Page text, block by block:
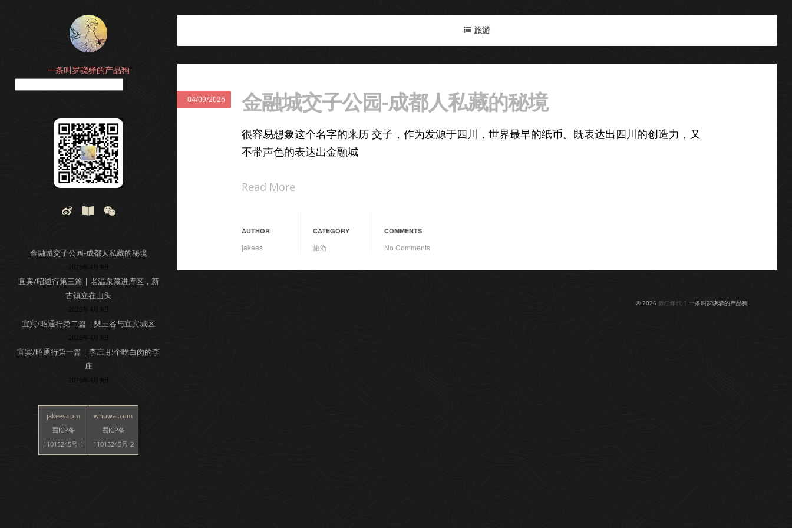
一条叫罗骁驿的产品狗
金融城交子公园-成都人私藏的秘境
2026年4月9日
宜宾/昭通行第三篇 | 老温泉藏进库区，新
古镇立在山头
2026年4月9日
宜宾/昭通行第二篇 | 僰王谷与宜宾城区
2026年4月9日
宜宾/昭通行第一篇 | 李庄,那个吃白肉的李
庄
2026年4月9日
jakees.com
蜀ICP备
11015245号-1
whuwai.com
蜀ICP备
11015245号-2
旅游
金融城交子公园-成都人私藏的秘境
04/09/2026
很容易想象这个名字的来历 交子，作为发源于四川，世界最早的纸币。既表达出四川的创造力，又
不带声色的表达出金融城
Read More
AUTHOR
jakees
CATEGORY
旅游
COMMENTS
No Comments
© 2026 赤红年代 | 一条叫罗骁驿的产品狗